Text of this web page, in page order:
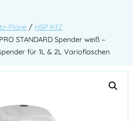
Pläne / HSP KfZ
STANDARD Spender weiß –
für 1L & 2L Varioflaschen